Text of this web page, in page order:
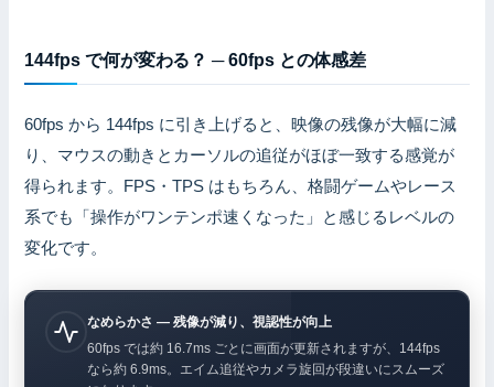
144fps で何が変わる？ ─ 60fps との体感差
60fps から 144fps に引き上げると、映像の残像が大幅に減
り、マウスの動きとカーソルの追従がほぼ一致する感覚が
得られます。FPS・TPS はもちろん、格闘ゲームやレース
系でも「操作がワンテンポ速くなった」と感じるレベルの
変化です。
なめらかさ — 残像が減り、視認性が向上
60fps では約 16.7ms ごとに画面が更新されますが、144fps
なら約 6.9ms。エイム追従やカメラ旋回が段違いにスムーズ